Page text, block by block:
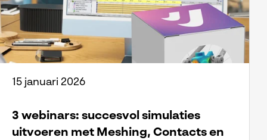
15 januari 2026
3 webinars: succesvol simulaties
uitvoeren met Meshing, Contacts en